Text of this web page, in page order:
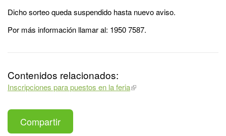
Dicho sorteo queda suspendido hasta nuevo aviso.
Por más información llamar al: 1950 7587.
Contenidos relacionados:
Inscripciones para puestos en la feria
Compartir